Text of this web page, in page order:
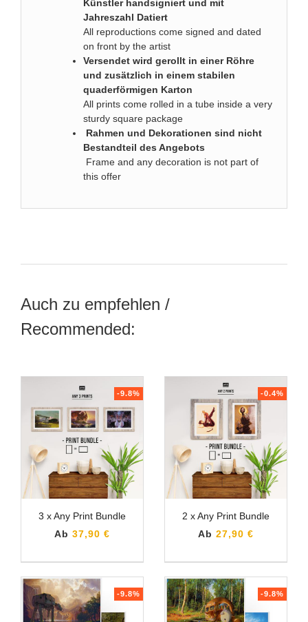
Künstler handsigniert und mit
Jahreszahl Datiert
All reproductions come signed and dated
on front by the artist
Versendet wird gerollt in einer Röhre
und zusätzlich in einem stabilen
quaderförmigen Karton
All prints come rolled in a tube inside a very
sturdy square package
Rahmen und Dekorationen sind nicht
Bestandteil des Angebots
Frame and any decoration is not part of
this offer
Auch zu empfehlen /
Recommended:
-9.8%
3 x Any Print Bundle
Ab 37,90 €
-0.4%
2 x Any Print Bundle
Ab 27,90 €
-9.8% -9.8%